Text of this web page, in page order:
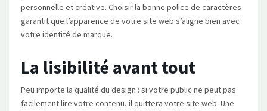
personnelle et créative. Choisir la bonne police de caractères
garantit que l’apparence de votre site web s’aligne bien avec
votre identité de marque.
La lisibilité avant tout
Peu importe la qualité du design : si votre public ne peut pas
facilement lire votre contenu, il quittera votre site web. Une